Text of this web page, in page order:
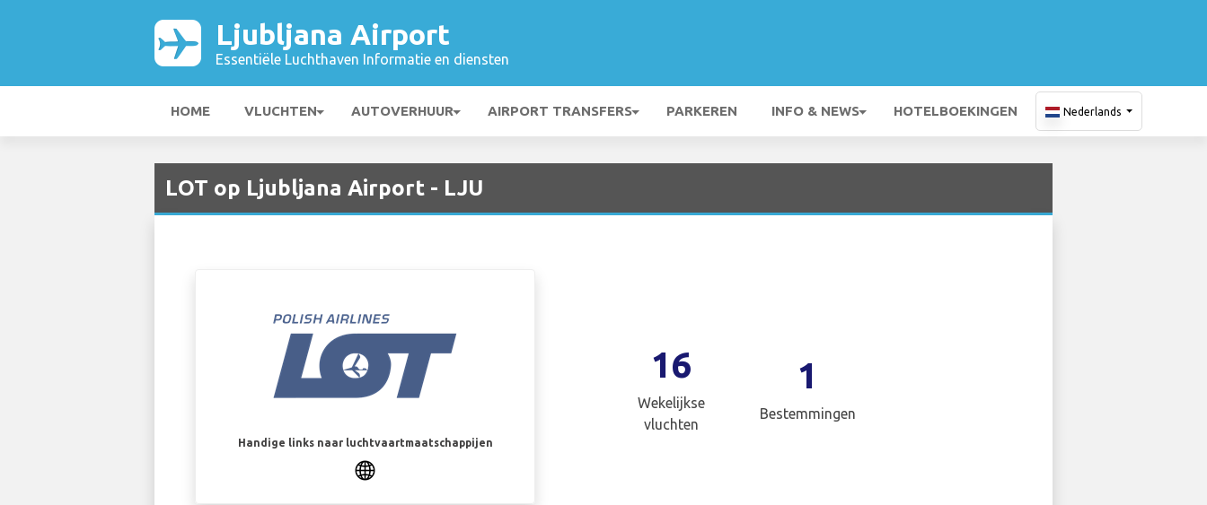
Ljubljana Airport
Essentiële Luchthaven Informatie en diensten
HOME VLUCHTEN AUTOVERHUUR AIRPORT TRANSFERS PARKEREN INFO & NEWS HOTELBOEKINGEN Nederlands
LOT op Ljubljana Airport - LJU
Handige links naar luchtvaartmaatschappijen
16
Wekelijkse
vluchten
1
Bestemmingen